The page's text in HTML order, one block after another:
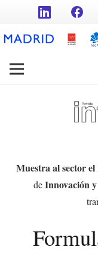
facebook
Muestra al sector
deInnovación